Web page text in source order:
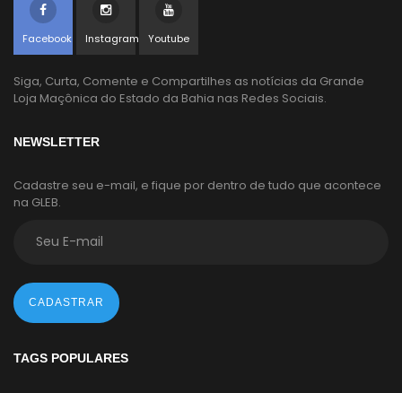
Facebook Instagram Youtube
Siga, Curta, Comente e Compartilhes as notícias da Grande
Loja Maçônica do Estado da Bahia nas Redes Sociais.
NEWSLETTER
Cadastre seu e-mail, e fique por dentro de tudo que acontece
na GLEB.
CADASTRAR
TAGS POPULARES